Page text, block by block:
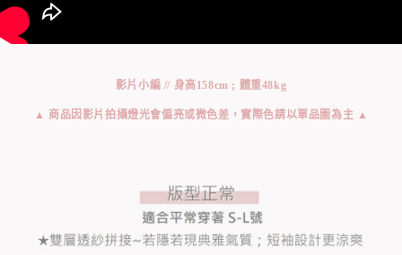
影片小編 // 身高158cm ; 體重48kg
▲ 商品因影片拍攝燈光會偏亮或微色差，實際色請以單品圖為主 ▲